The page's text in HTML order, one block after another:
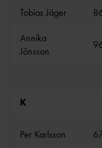
Tobias Jäger
Annika
Jönsson
K
Per Karlsson